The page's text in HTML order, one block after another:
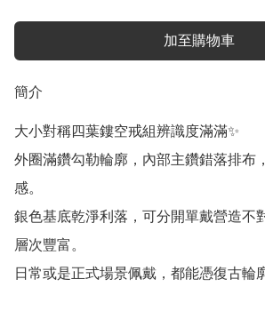
加至購物車
簡介
大小對稱四葉鏤空戒組辨識度滿滿✨
外圈滿鑽勾勒輪廓，內部主鑽錯落排布
感。
銀色基底乾淨利落，可分開單戴營造不
層次豐富。
日常或是正式場景佩戴，都能憑復古輪